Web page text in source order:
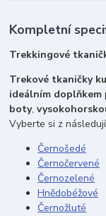
Kompletní
Trekkingové
Trekové tkaničky
ideálním doplňkem
boty,
Vyberte si z
Černošedé
Černočervené
Černozelené
Hnědobéžové
Černožluté